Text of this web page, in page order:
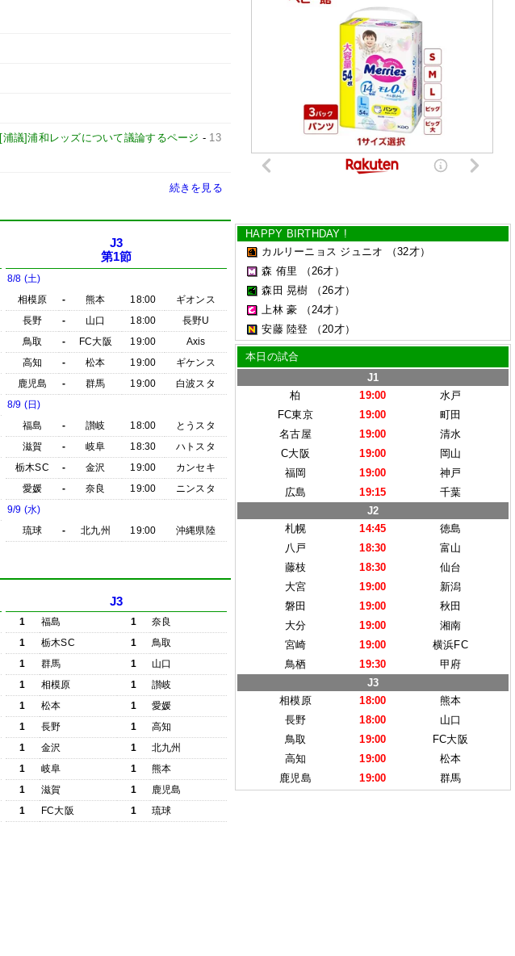
[浦議]浦和レッズについて議論するページ - 13
続きを見る
J3
第1節
8/8 (土)
相模原
- 熊本 18:00
ギオンス
長野
- 山口 18:00
長野U
鳥取
- FC大阪 19:00
Axis
高知
- 松本 19:00
ギケンス
鹿児島
- 群馬 19:00
白波スタ
8/9 (日)
福島
- 讃岐 18:00
とうスタ
滋賀
- 岐阜 18:30
ハトスタ
栃木SC
- 金沢 19:00
カンセキ
愛媛
- 奈良 19:00
ニンスタ
9/9 (水)
琉球
- 北九州 19:00 沖縄県陸
J3
1 福島 1
奈良
1
栃木SC 1
鳥取
1
群馬 1
山口
1
相模原 1
讃岐
1
松本 1
愛媛
1
長野 1
高知
1
金沢 1
北九州
1
岐阜 1
熊本
1
滋賀 1
鹿児島
1
FC大阪 1 琉球
HAPPY BIRTHDAY !
カルリーニョス ジュニオ
（32才）
森 侑里
（26才）
森田 晃樹
（26才）
上林 豪
（24才）
安藤 陸登
（20才）
本日の試合
J1
柏
19:00
水戸
FC東京
19:00
町田
名古屋
19:00
清水
C大阪
19:00
岡山
福岡
19:00
神戸
広島
19:15
千葉
J2
札幌
14:45
徳島
八戸
18:30
富山
藤枝
18:30
仙台
大宮
19:00
新潟
磐田
19:00
秋田
大分
19:00
湘南
宮崎
19:00
横浜FC
鳥栖
19:30
甲府
J3
相模原
18:00
熊本
長野
18:00
山口
鳥取
19:00
FC大阪
高知
19:00
松本
鹿児島
19:00 群馬